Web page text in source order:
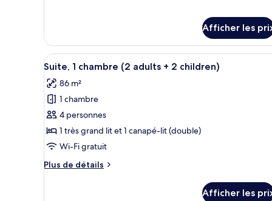
partielle
sur
la
mer
(3
Adults)
1
chambre,
vue
partielle
sur
la
mer
(3
Adults)
Afficher les
Afficher
toutes
les
photos
pour
ce
type
chambre :
Une chambre d’hôtel avec
10
Suite, 1 chambre (2 adults + 2 children)
86 m²
1 chambre
4 personnes
1 très grand lit et 1 canapé-lit (double)
Wi-Fi gratuit
Plus de détails
Plus
Afficher les